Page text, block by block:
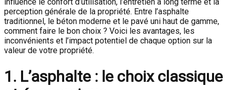
perception générale de la propriété. Entre l’asphalte
traditionnel, le béton moderne et le pavé uni haut de gamme,
comment faire le bon choix ? Voici les avantages, les
inconvénients et l’impact potentiel de chaque option sur la
valeur de votre propriété.
1. L’asphalte : le choix classique